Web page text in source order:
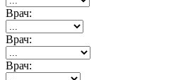
Врач:
Врач:
Врач: